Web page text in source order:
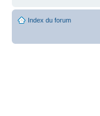
Index du forum